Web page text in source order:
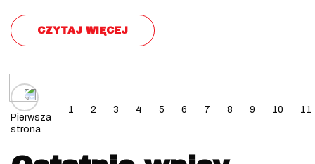
CZYTAJ WIĘCEJ
Posts navigation
Pierwsza
strona
1 2 3 4 5 6 7 8 9 10 11